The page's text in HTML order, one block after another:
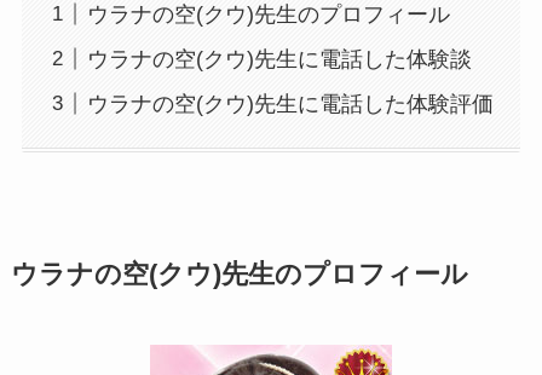
ウラナの空(クウ)先生のプロフィール
ウラナの空(クウ)先生に電話した体験談
ウラナの空(クウ)先生に電話した体験評価
ウラナの空(クウ)先生のプロフィール